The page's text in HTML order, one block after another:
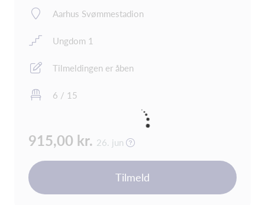
Aarhus Svømmestadion
Ungdom 1
Tilmeldingen er åben
6 / 15
915,00 kr. 26. jun
Tilmeld